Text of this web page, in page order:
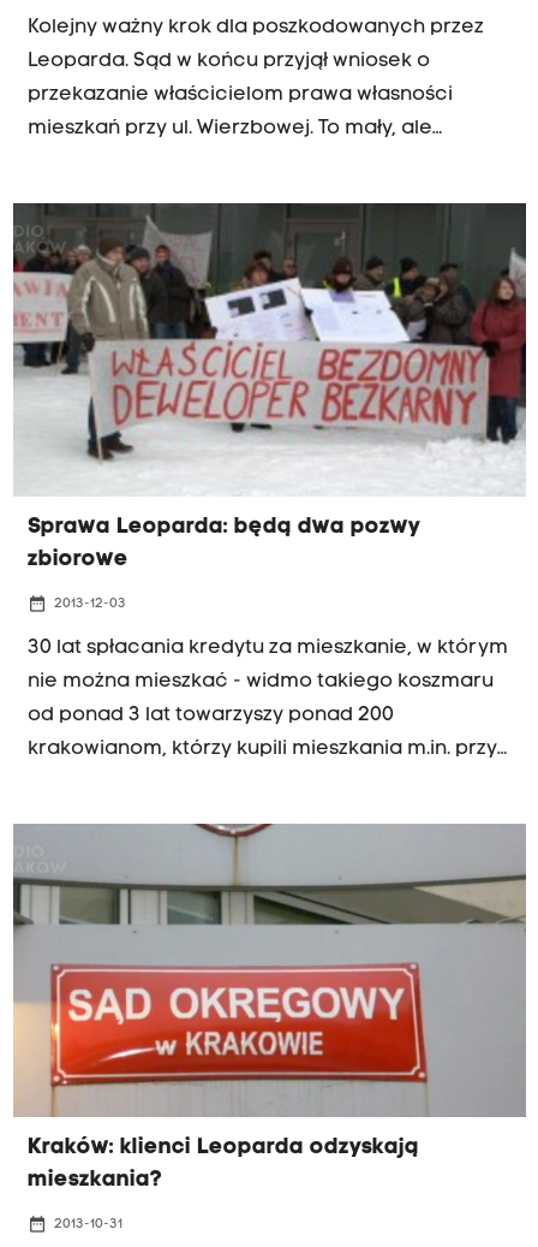
Kolejny ważny krok dla poszkodowanych przez
Leoparda. Sąd w końcu przyjął wniosek o
przekazanie właścicielom prawa własności
mieszkań przy ul. Wierzbowej. To mały, ale
Sprawa Leoparda: będą dwa pozwy
zbiorowe
date_range 2013-12-03
30 lat spłacania kredytu za mieszkanie, w którym
nie można mieszkać - widmo takiego koszmaru
od ponad 3 lat towarzyszy ponad 200
krakowianom, którzy kupili mieszkania m.in. przy
Kraków: klienci Leoparda odzyskają
mieszkania?
date_range 2013-10-31